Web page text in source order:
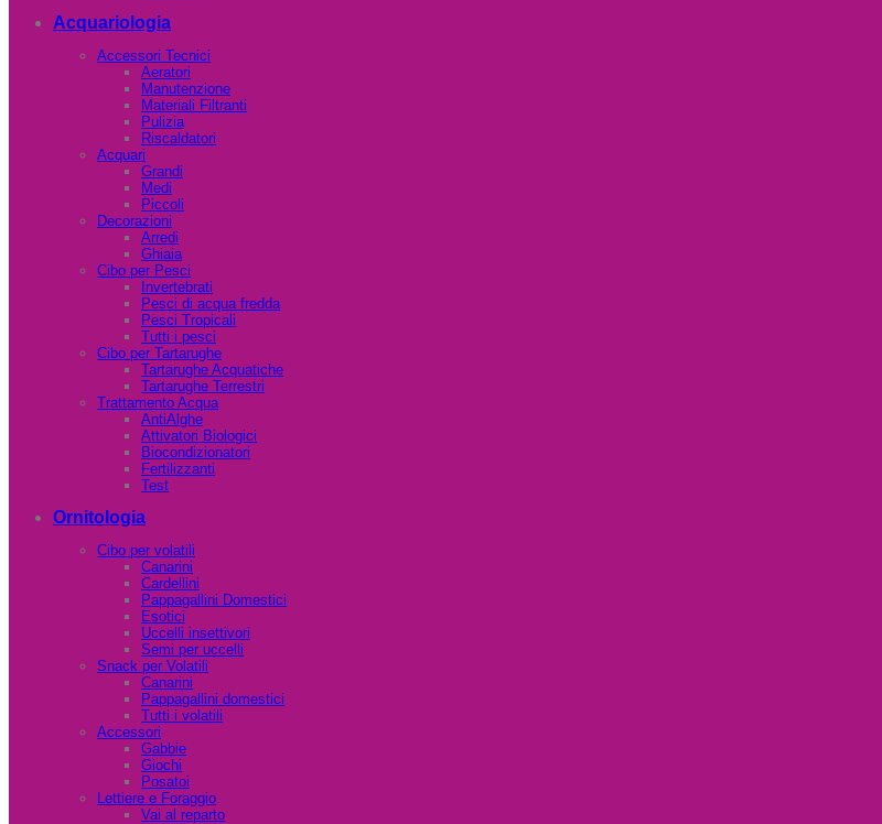
Acquariologia
Accessori Tecnici
Aeratori
Manutenzione
Materiali Filtranti
Pulizia
Riscaldatori
Acquari
Grandi
Medi
Piccoli
Decorazioni
Arredi
Ghiaia
Cibo per Pesci
Invertebrati
Pesci di acqua fredda
Pesci Tropicali
Tutti i pesci
Cibo per Tartarughe
Tartarughe Acquatiche
Tartarughe Terrestri
Trattamento Acqua
AntiAlghe
Attivatori Biologici
Biocondizionatori
Fertilizzanti
Test
Ornitologia
Cibo per volatili
Canarini
Cardellini
Pappagallini Domestici
Esotici
Uccelli insettivori
Semi per uccelli
Snack per Volatili
Canarini
Pappagallini domestici
Tutti i volatili
Accessori
Gabbie
Giochi
Posatoi
Lettiere e Foraggio
Vai al reparto